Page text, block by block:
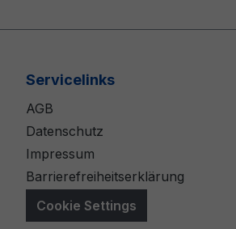
Servicelinks
AGB
Datenschutz
Impressum
Barrierefreiheitserklärung
Cookie Settings